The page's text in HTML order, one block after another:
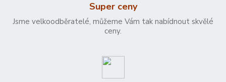
Super ceny
Jsme velkoodběratelé, můžeme Vám tak nabídnout skvělé
ceny.